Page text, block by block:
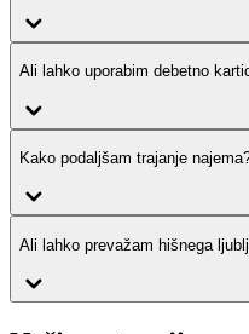
Ali lahko uporabim debetno
Kako podaljšam trajanje
Ali lahko prevažam hišnega